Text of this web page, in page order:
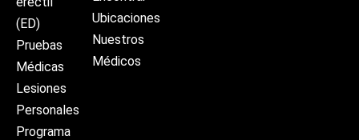
(ED)
Pruebas
Médicas
Lesiones
Personales
Programa
Ubicaciones
Nuestros
Médicos